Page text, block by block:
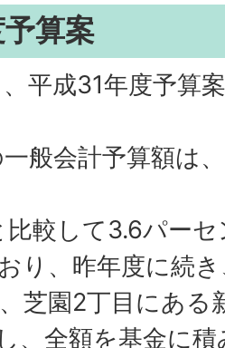
算案
平成31年度予算
般会計予算額は
較して3.6パー
り、昨年度に続
芝園2丁目にある
、全額を基金に